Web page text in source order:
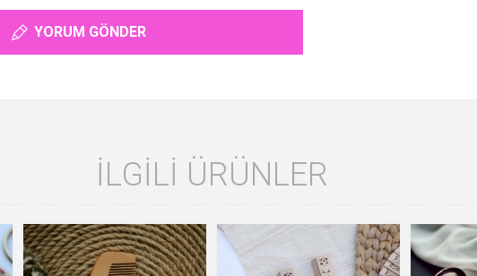
YORUM GÖNDER
İLGILI ÜRÜNLER